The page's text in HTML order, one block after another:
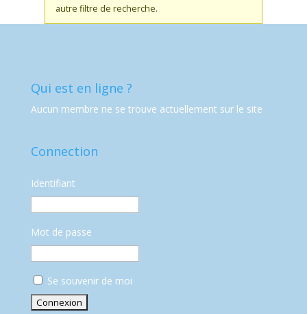
autre filtre de recherche.
Qui est en ligne ?
Aucun membre ne se trouve actuellement sur le site
Connection
Identifiant
Mot de passe
Se souvenir de moi